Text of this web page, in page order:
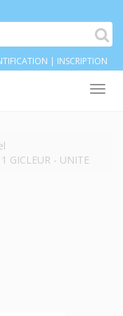
| INSCRIPTION
GICLEUR - UNITE